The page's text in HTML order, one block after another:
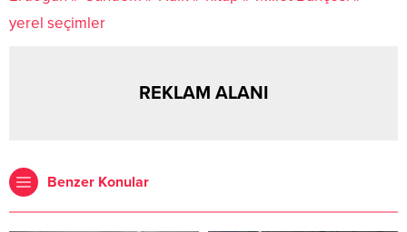
yerel seçimler
REKLAM ALANI
Benzer Konular